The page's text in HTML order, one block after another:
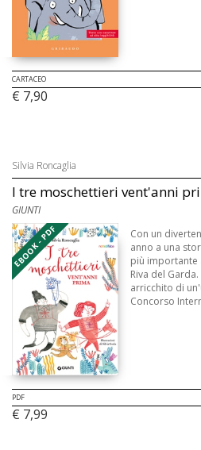
CARTACEO
€ 7,90
Silvia Roncaglia
I tre moschettieri vent'anni
GIUNTI
EBOOK - PDF
Con un
anno a una
più importante
Riva del
arricchito di
Concorso
PDF
€ 7,99